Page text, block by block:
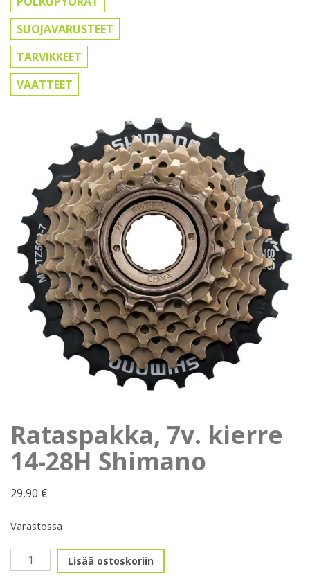
SUOJAVARUSTEET
TARVIKKEET
VAATTEET
Rataspakka, 7v. kierre
14-28H Shimano
29,90 €
Varastossa
Rataspakka,
7v.
Lisää ostoskoriin